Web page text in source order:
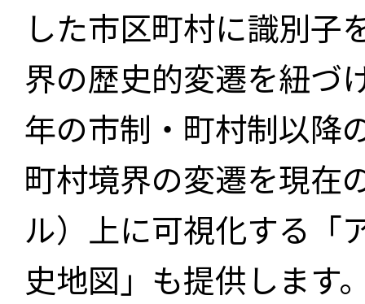
した市区町村に識別子
界の歴史的変遷を紐づ
年の市制・町村制以降
町村境界の変遷を現在
ル）上に可視化する「
史地図」も提供します